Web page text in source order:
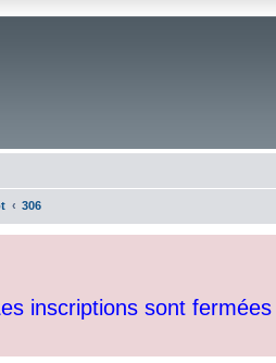
306
inscriptions sont fermées